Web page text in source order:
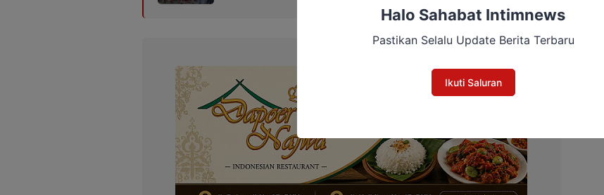
Halo Sahabat Intimnews
Pastikan Selalu Update Berita Terbaru
Ikuti Saluran